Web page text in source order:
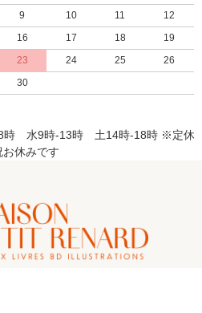
9 10 11
12
16 17 18
19
23 24 25
26
30
時 水9時-13時 土14時-18時 ※定休
休みです